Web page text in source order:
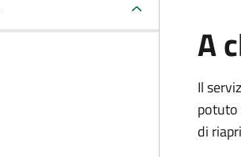
A
Il
potuto
di